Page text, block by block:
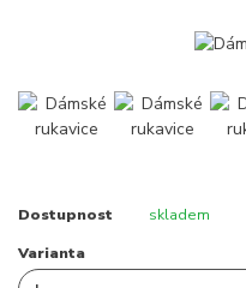
Dostupnost skladem
Varianta